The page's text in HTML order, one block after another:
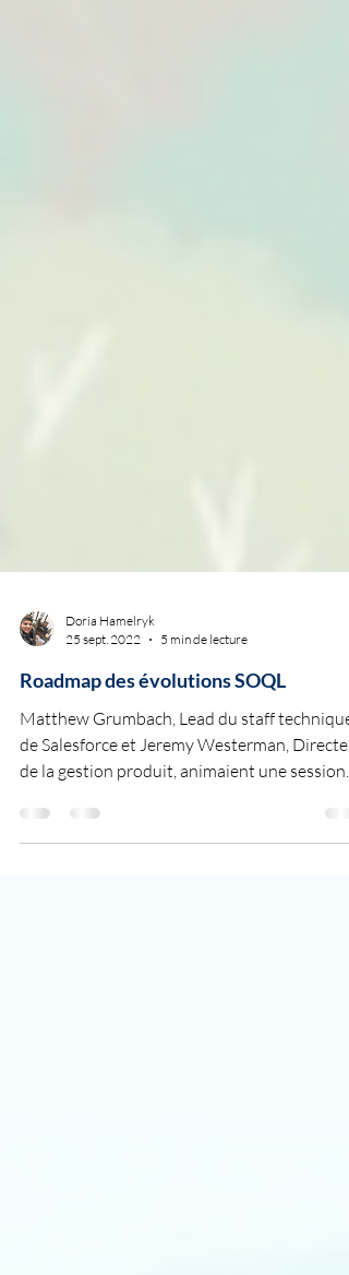
Doria Hamelryk
25 sept. 2022
5 min de lecture
Roadmap des évolutions SOQL
Matthew Grumbach, Lead du staff technique
de la gestion produit, animaient une session...